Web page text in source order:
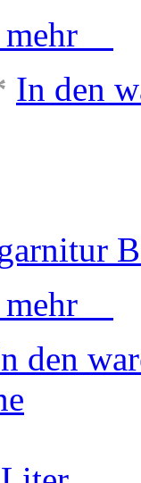
mehr
In den
mehr
den